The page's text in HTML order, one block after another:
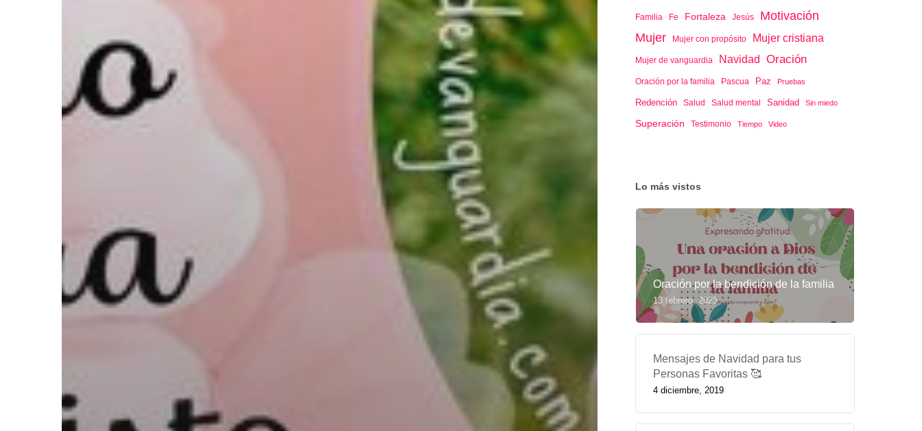
Familia Fe Fortaleza Jesús Motivación
Mujer Mujer con propósito Mujer cristiana
Mujer de vanguardia Navidad Oración
Oración por la familia Pascua Paz Pruebas
Redención Salud Salud mental Sanidad Sin miedo
Superación Testimonio Tiempo Video
Lo más vistos
Oración por la bendición de la familia
13 febrero, 2023
Mensajes de Navidad para tus
Personas Favoritas 🥰
4 diciembre, 2019